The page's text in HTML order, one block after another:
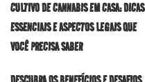
CULTIVO DE CANNABIS EM CASA: DICAS
ESSENCIAIS E ASPECTOS LEGAIS QUE
VOCÊ PRECISA SABER